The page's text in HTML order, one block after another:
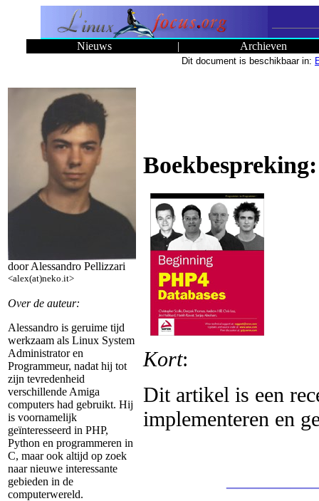
Nieuws | Archieven
Dit document is beschikbaar in:
door Alessandro Pellizzari
<alex(at)neko.it>
Over de auteur:
Alessandro is geruime tijd
werkzaam als Linux System
Administrator en
Programmeur, nadat hij tot
zijn tevredenheid
verschillende Amiga
computers had gebruikt. Hij
is voornamelijk
geïnteresseerd in PHP,
Python en programmeren in
C, maar ook altijd op zoek
naar nieuwe interessante
gebieden in de
computerwereld.
Kort:
Dit artikel is een
implementeren en